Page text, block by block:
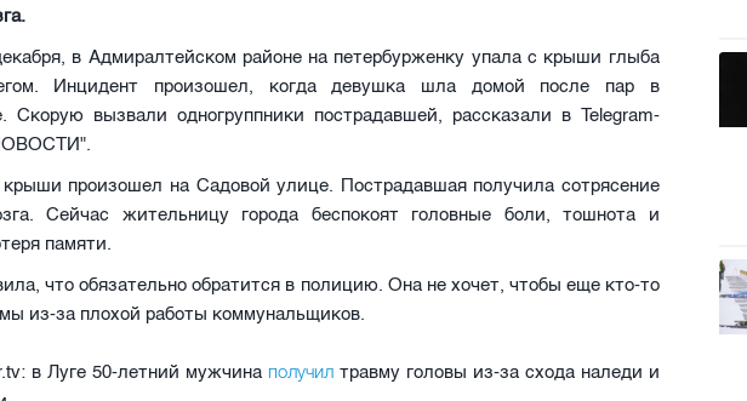
в Адмиралтейском районе на петербурженку упала с крыши глыба
Инцидент произошел, когда девушка шла домой после пар в
Скорую вызвали одногруппники пострадавшей, рассказали в Telegram-
произошел на Садовой улице. Пострадавшая получила сотрясение
Сейчас жительницу города беспокоят головные боли, тошнота и
памяти.
что обязательно обратится в полицию. Она не хочет, чтобы еще кто-то
из-за плохой работы коммунальщиков.
в Луге 50-летний мужчина получилтравму головы из-за схода наледи и